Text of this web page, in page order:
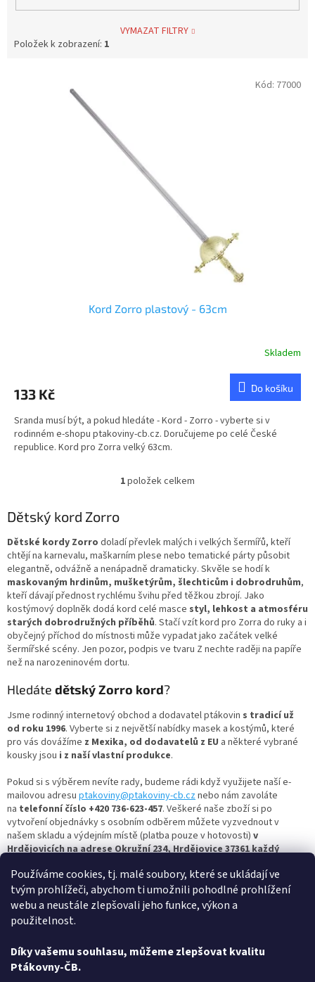
Používáme cookies, tj. malé soubory, které se ukládají ve
tvým prohlížeči, abychom ti umožnili pohodlné prohlížení
webu a neustále zlepšovali jeho funkce, výkon a
použitelnost.
Díky vašemu souhlasu, můžeme zlepšovat kvalitu
Ptákovny-ČB.
VYMAZAT FILTRY
Položek k zobrazení: 1
Kord Zorro plastový - 63cm
Skladem
133 Kč Do košíku
Sranda musí být, a pokud hledáte - Kord - Zorro - vyberte si v
rodinném e-shopu ptakoviny-cb.cz. Doručujeme po celé České
republice. Kord pro Zorra velký 63cm.
Kód: 77000
O
d
a
c
í
p
r
v
k
y
p
s
u
1položek celkem
Dětský kord Zorro
Dětské kordy Zorro doladí převlek malých i velkých šermířů, kteří
chtějí na karnevalu, maškarním plese nebo tematické párty působit
elegantně, odvážně a nenápadně dramaticky. Skvěle se hodí k
maskovaným hrdinům, mušketýrům, šlechticům i dobrodruhům,
kteří dávají přednost rychlému švihu před těžkou zbrojí. Jako
kostýmový doplněk dodá kord celé masce styl, lehkost a atmosféru
starých dobrodružných příběhů. Stačí vzít kord pro Zorra do ruky a i
obyčejný příchod do místnosti může vypadat jako začátek velké
šermířské scény. Jen pozor, podpis ve tvaru Z nechte raději na papíře
než na narozeninovém dortu.
Hledáte dětský Zorro kord?
Jsme rodinný internetový obchod a dodavatel ptákovin s tradicí už
od roku 1996. Vyberte si z největší nabídky masek a kostýmů, které
pro vás dovážíme z Mexika, od dodavatelů z EU a některé vybrané
kousky jsou i z naší vlastní produkce.
Pokud si s výběrem nevíte rady, budeme rádi když využijete naší e-
mailovou adresu ptakoviny@ptakoviny-cb.cznebo nám zavoláte
na telefonní číslo +420 736-623-457. Veškeré naše zboží si po
vytvoření objednávky s osobním odběrem můžete vyzvednout v
našem skladu a výdejním místě (platba pouze v hotovosti) v
Hrdějovicích na adrese Okružní 234, Hrdějovice 37361 každý
Nejbohatší člověk je ten, kdo se umí celý život smát a radovat,
tak si vyberte masku dle vašich představ a bavte se s námi.
Ptakoviny-cb.cz
– a vše skladem! Pro více inspirace se nezapomeňte mrknout i na
kanadské žertíky,konfety,žertovné oblečení,vše na halloween
helium a balónky, ale také